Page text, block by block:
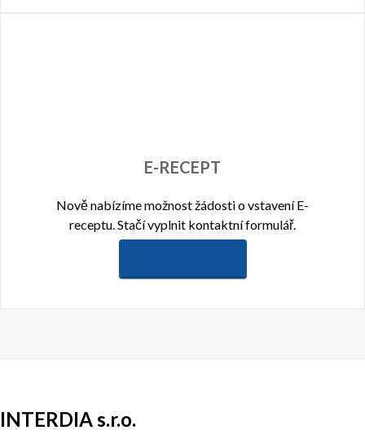
E-RECEPT
Nově nabízíme možnost žádosti o vstavení E-
receptu. Stačí vyplnit kontaktní formulář.
INTERDIA s.r.o.